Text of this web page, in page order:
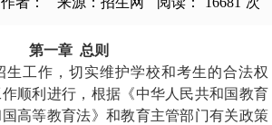
第一章 总则
生工作，切实维护学校和考生的合法权
顺利进行，根据《中华人民共和国教育
高等教育法》和教育主管部门有关政策